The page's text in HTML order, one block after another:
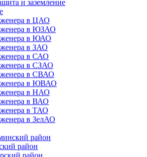
и заземление
в ЦАО
в ЮЗАО
в ЮАО
в ЗАО
в САО
в СЗАО
в СВАО
в ЮВАО
в НАО
в ВАО
в ТАО
в ЗелАО
район
район